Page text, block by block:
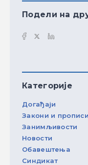
Подели на
Категорије
Догађаји
Закони и прописи
Занимљивости
Новости
Обавештења
Синдикат